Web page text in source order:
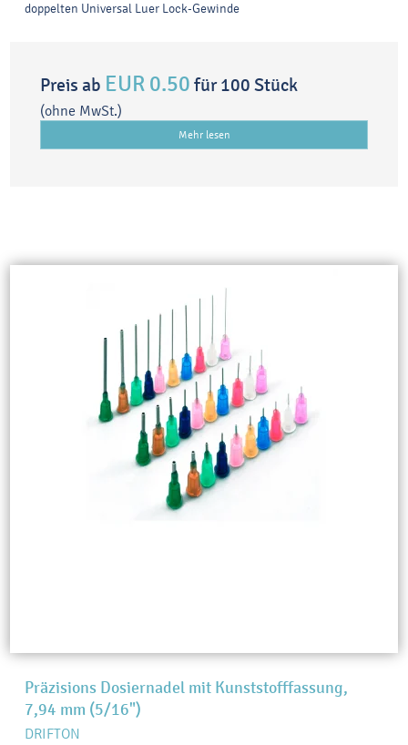
doppelten Universal Luer Lock-Gewinde
Preis ab EUR 0.50 für 100 Stück
(ohne MwSt.)
Mehr lesen
Präzisions Dosiernadel mit Kunststofffassung,
7,94 mm (5/16")
DRIFTON